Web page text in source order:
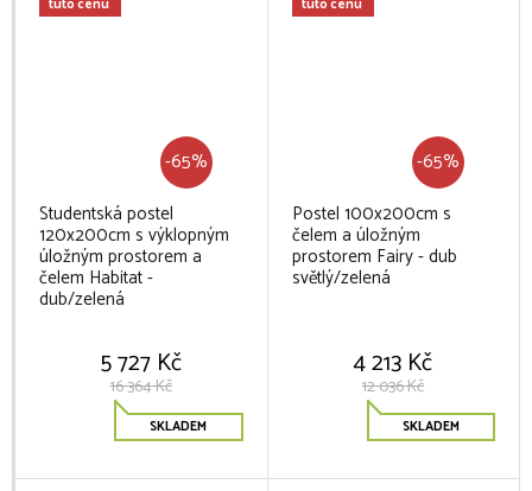
tuto cenu
-65%
Studentská postel
120x200cm s výklopným
úložným prostorem a
čelem Habitat -
dub/zelená
5 727 Kč
16 364 Kč
SKLADEM
tuto cenu
-65%
Postel 100x200cm s
čelem a úložným
prostorem Fairy - dub
světlý/zelená
4 213 Kč
12 036 Kč
SKLADEM